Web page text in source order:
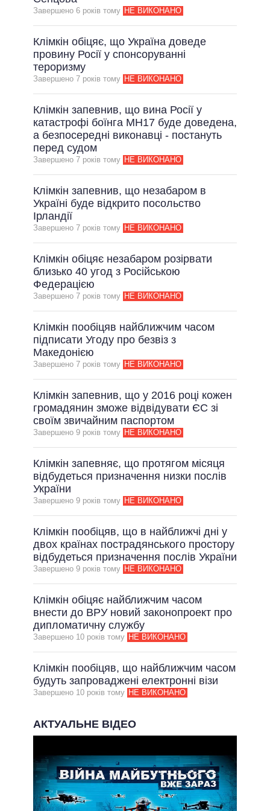
ВСІ ОБІЦЯНКИ
АРХІВНІ ОБІЦЯНКИ
Завершено 6 рокiв тому НЕ ВИКОНАНО
Клімкін обіцяє, що Україна доведе
провину Росії у спонсоруванні
тероризму
Завершено 7 рокiв тому НЕ ВИКОНАНО
Клімкін запевнив, що вина Росії у
катастрофі боїнга MH17 буде доведена,
а безпосередні виконавці - постануть
перед судом
Завершено 7 рокiв тому НЕ ВИКОНАНО
Клімкін запевнив, що незабаром в
Україні буде відкрито посольство
Ірландії
Завершено 7 рокiв тому НЕ ВИКОНАНО
Клімкін обіцяє незабаром розірвати
близько 40 угод з Російською
Федерацією
Завершено 7 рокiв тому НЕ ВИКОНАНО
Клімкін пообіцяв найближчим часом
підписати Угоду про безвіз з
Македонією
Завершено 7 рокiв тому НЕ ВИКОНАНО
Клімкін запевнив, що у 2016 році кожен
громадянин зможе відвідувати ЄС зі
своїм звичайним паспортом
Завершено 9 рокiв тому НЕ ВИКОНАНО
Клімкін запевняє, що протягом місяця
відбудеться призначення низки послів
України
Завершено 9 рокiв тому НЕ ВИКОНАНО
Клімкін пообіцяв, що в найближчі дні у
двох країнах пострадянського простору
відбудеться призначення послів України
Завершено 9 рокiв тому НЕ ВИКОНАНО
Клімкін обіцяє найближчим часом
внести до ВРУ новий законопроект про
дипломатичну службу
Завершено 10 рокiв тому НЕ ВИКОНАНО
Клімкін пообіцяв, що найближчим часом
будуть запроваджені електронні візи
Завершено 10 рокiв тому НЕ ВИКОНАНО
АКТУАЛЬНЕ ВІДЕО